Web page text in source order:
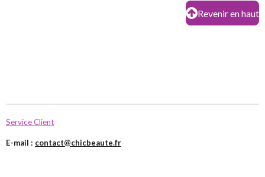
Revenir en haut
Service Client
E-mail : contact@chicbeaute.fr